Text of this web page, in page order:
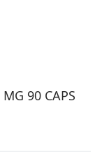
90 CAPS